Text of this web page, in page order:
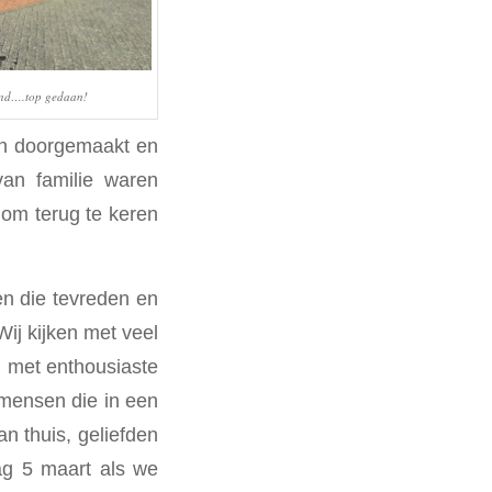
gedaan!
doorgemaakt en
familie waren
terug te keren
die tevreden en
kijken met veel
enthousiaste
die in een
thuis, geliefden
5 maart als we